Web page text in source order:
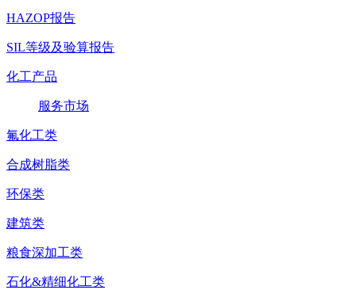
HAZOP报告
SIL等级及验算报告
化工产品
服务市场
氟化工类
合成树脂类
环保类
建筑类
粮食深加工类
石化&精细化工类